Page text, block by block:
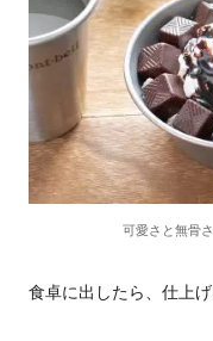
可愛さと無骨
食卓に出したら、仕上